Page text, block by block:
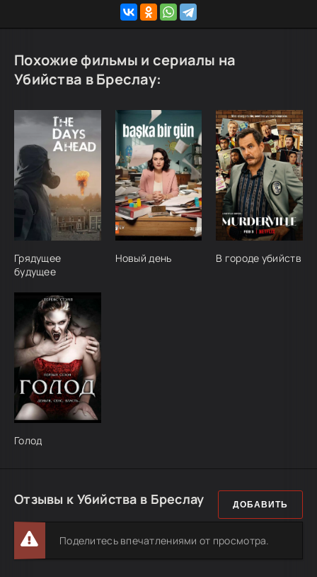
Похожие фильмы и сериалы на
Убийства в Бреслау:
Грядущее
будущее
Новый день В городе убийств
Голод
Отзывы к Убийства в Бреслау ДОБАВИТЬ
Поделитесь впечатлениями от просмотра.